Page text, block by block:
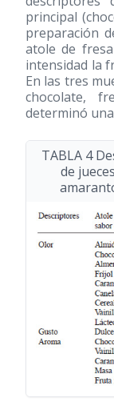
principal
preparación
atole de
intensidad la
En las tres
chocolate,
determinó
TABLA 4
de